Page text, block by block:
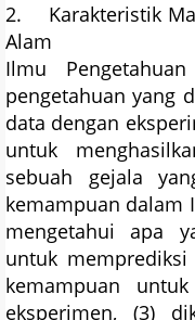
2. Karakteristik
Alam
Ilmu
pengetahuan yang
data dengan
untuk
sebuah gejala
kemampuan dalam
mengetahui apa
untuk
kemampuan
eksperimen, (3)